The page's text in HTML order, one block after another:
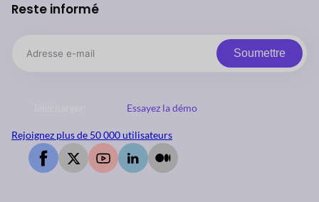
Reste informé
Soumettre
Essayez la démo
Rejoignez plus de 50 000 utilisateurs